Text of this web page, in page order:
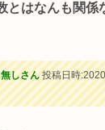
とはなんも関係
しさん投稿日時